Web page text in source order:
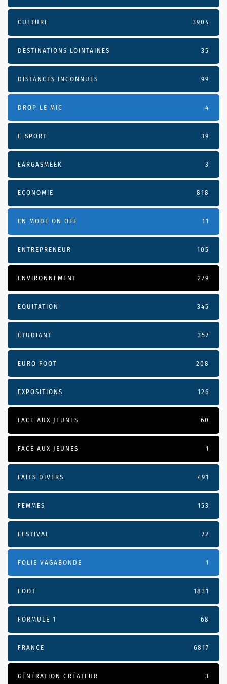
CULTURE 3904
DESTINATIONS LOINTAINES 35
DISTANCES INCONNUES 99
DROP LE MIC 4
E-SPORT 39
EARGASMEEK 3
ECONOMIE 818
EN MODE ON OFF 11
ENTREPRENEUR 105
ENVIRONNEMENT 279
EQUITATION 345
ÉTUDIANT 357
EURO FOOT 208
EXPOSITIONS 126
FACE AUX JEUNES 60
FACE AUX JEUNES 1
FAITS DIVERS 491
FEMMES 153
FESTIVAL 72
FOLIE VAGABONDE 1
FOOT 1831
FORMULE 1 68
FRANCE 6817
GÉNÉRATION CRÉATEUR 3